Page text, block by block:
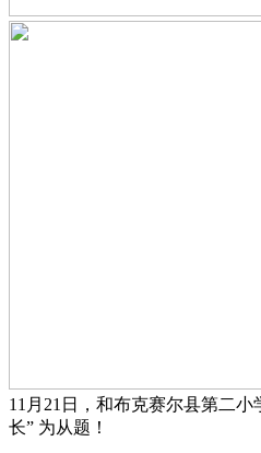
11月21日，和布克赛尔县第二
长” 为从题！